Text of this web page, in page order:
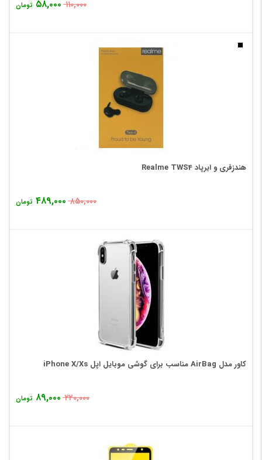
۱۱۰,۰۰۰ ۵۸,۰۰۰ تومان
هندزفری و ایرپاد Realme TWS4
۸۵۰,۰۰۰ ۴۸۹,۰۰۰ تومان
کاور مدل AirBag مناسب برای گوشی موبایل اپل iPhone X/Xs
۲۲۰,۰۰۰ ۸۹,۰۰۰ تومان